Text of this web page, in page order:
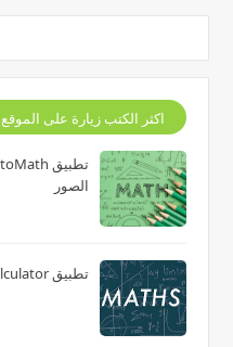
اكثر الكتب زيارة على الموقع
الصور
تطبيق MyScript Calculator لحل المعادلات